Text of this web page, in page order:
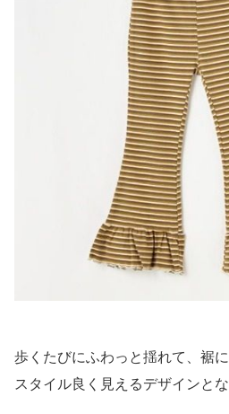
歩くたびにふわっと揺れて、裾
スタイル良く見えるデザインとな